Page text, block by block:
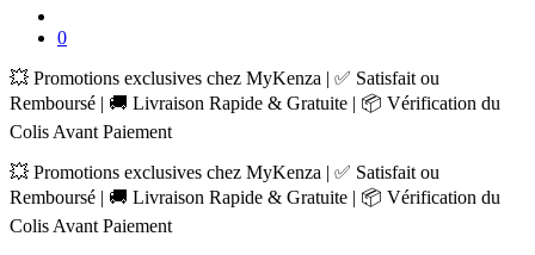
0
💥 Promotions exclusives chez MyKenza | ✅ Satisfait ou
Remboursé | 🚚 Livraison Rapide & Gratuite | 📦 Vérification du
Colis Avant Paiement
💥 Promotions exclusives chez MyKenza | ✅ Satisfait ou
Remboursé | 🚚 Livraison Rapide & Gratuite | 📦 Vérification du
Colis Avant Paiement